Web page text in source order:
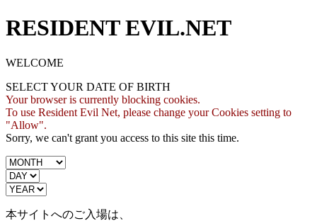
RESIDENT EVIL.NET
WELCOME
SELECT YOUR DATE OF BIRTH
Your browser is currently blocking cookies.
To use Resident Evil Net, please change your Cookies setting to
"Allow".
Sorry, we can't grant you access to this site this time.
本サイトへのご入場は、